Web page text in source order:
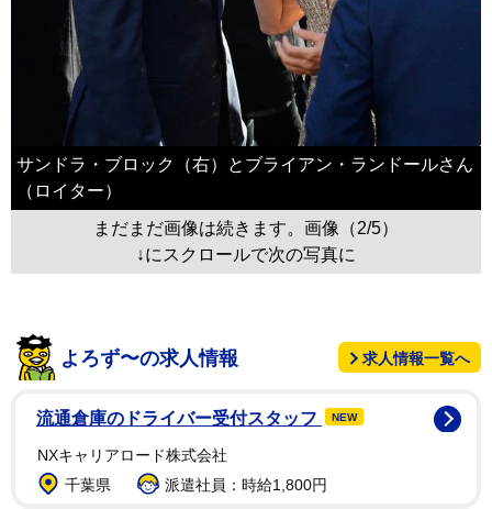
サンドラ・ブロック（右）とブライアン・ランドールさん
（ロイター）
まだまだ画像は続きます。画像（2/5）
↓にスクロールで次の写真に
よろず〜の求人情報 求人情報一覧へ
流通倉庫のドライバー受付スタッフ NEW
NXキャリアロード株式会社
千葉県
派遣社員：時給1,800円